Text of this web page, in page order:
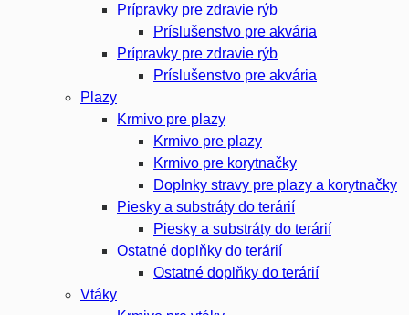
Prípravky pre zdravie rýb
Príslušenstvo pre akvária
Prípravky pre zdravie rýb
Príslušenstvo pre akvária
Plazy
Krmivo pre plazy
Krmivo pre plazy
Krmivo pre korytnačky
Doplnky stravy pre plazy a korytnačky
Piesky a substráty do terárií
Piesky a substráty do terárií
Ostatné doplňky do terárií
Ostatné doplňky do terárií
Vtáky